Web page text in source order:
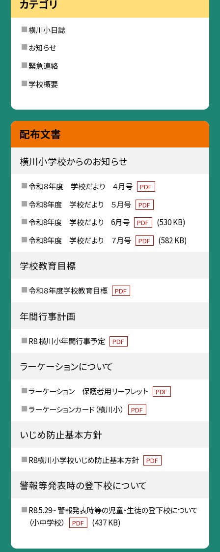
カテゴリ
横川小日誌
お知らせ
緊急連絡
学校概要
配布文書
横川小学校からのお知らせ
令和８年度 学校だより ４月号 PDF
令和8年度 学校だより ５月号 PDF
令和8年度 学校だより 6月号 PDF
(530 KB)
令和8年度 学校だより ７月号
PDF (582 KB)
学校教育目標
令和８年度学校教育目標 PDF
年間行事計画
R8 横川小年間行事予定 PDF
ラーケーションについて
ラーケーション 保護者用リーフレット PDF
ラーケーションカード（横川小） PDF
いじめ防止基本方針
R8横川小学校いじめ防止基本方針 PDF
警報等発表時の登下校について
R8.5.29~ 警報発表時等の児童・生徒の登下校について
（小中学校）
PDF (437 KB)